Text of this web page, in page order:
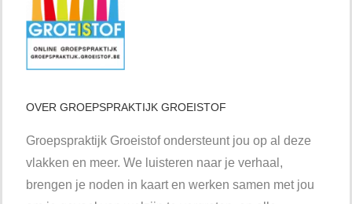
OVER GROEPSPRAKTIJK GROEISTOF
Groepspraktijk Groeistof ondersteunt jou op al deze
vlakken en meer. We luisteren naar je verhaal,
brengen je noden in kaart en werken samen met jou